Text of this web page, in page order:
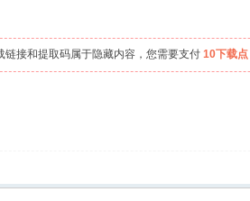
链接和提取码属于隐藏内容，您需要支付 10下载点